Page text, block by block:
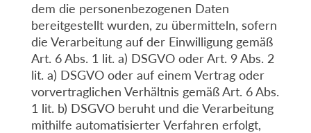
dem die personenbezogenen Daten
bereitgestellt wurden, zu übermitteln, sofern
die Verarbeitung auf der Einwilligung gemäß
Art. 6 Abs. 1 lit. a) DSGVO oder Art. 9 Abs. 2
lit. a) DSGVO oder auf einem Vertrag oder
vorvertraglichen Verhältnis gemäß Art. 6 Abs.
1 lit. b) DSGVO beruht und die Verarbeitung
mithilfe automatisierter Verfahren erfolgt,